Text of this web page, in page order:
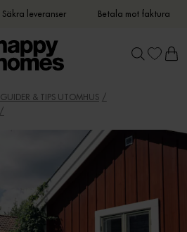
Säkra leveranser Betala mot faktura
GUIDER & TIPS UTOMHUS